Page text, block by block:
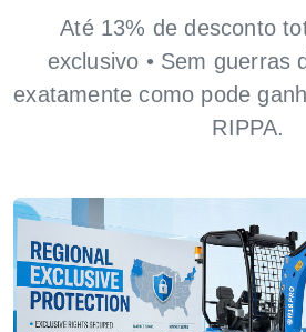
Até 13% de desconto
exclusivo • Sem guerras
exatamente como pode
RIPPA.